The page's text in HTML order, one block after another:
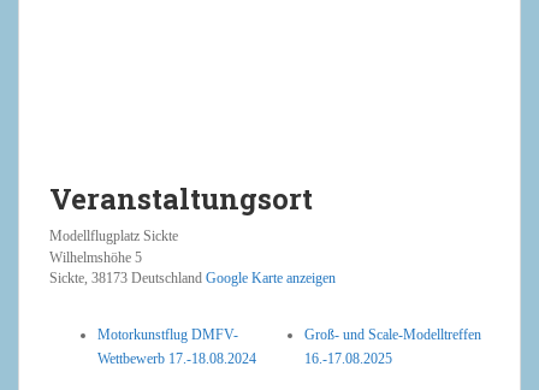
Veranstaltungsort
Modellflugplatz Sickte
Wilhelmshöhe 5
Sickte 38173 Deutschland Google Karte anzeigen
Motorkunstflug DMFV-
Wettbewerb 17.-18.08.2024
Groß- und Scale-Modelltreffen
16.-17.08.2025